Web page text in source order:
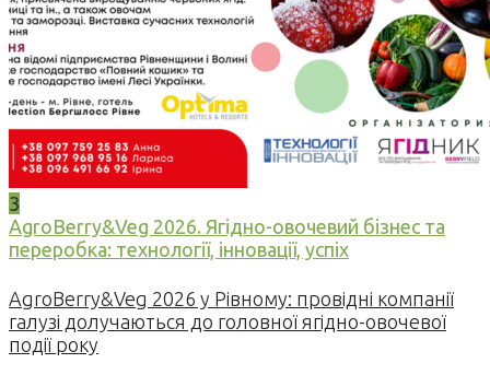
3
AgroBerry&Veg 2026. Ягідно-овочевий бізнес та
переробка: технології, інновації, успіх
AgroBerry&Veg 2026 у Рівному: провідні компанії
галузі долучаються до головної ягідно-овочевої
події року